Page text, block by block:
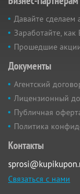
Давайте сделаем
Заработайте, как
Прошедшие
Документы
Агентский
Лицензионный
Публичная
Политика
Контакты
Связаться с нами